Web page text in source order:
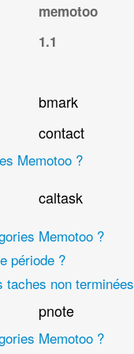
memotoo
1.1
bmark
contact
Memotoo ?
caltask
Memotoo ?
période ?
taches non
pnote
Memotoo ?